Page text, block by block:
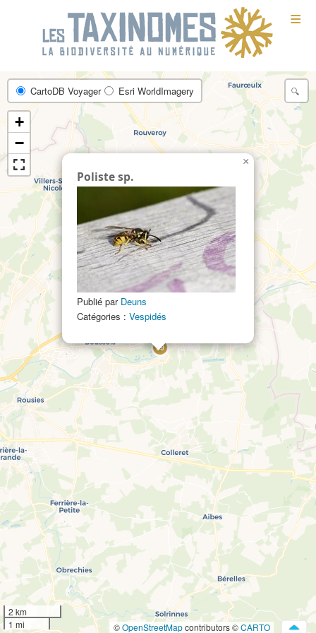
≡
39
Poliste sp.
Publié par Deuns
Catégories : Vespidés
×
CartoDB Voyager Esri WorldImagery
+
−
2 km
1 mi
©OpenStreetMapcontributors ©CARTO